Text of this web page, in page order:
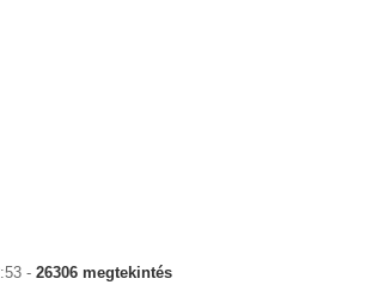
- 26306 megtekintés